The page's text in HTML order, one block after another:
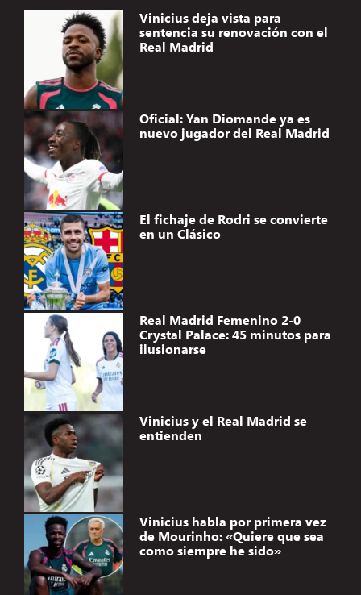
Vinicius deja vista para
sentencia su renovación con el
Real Madrid
Oficial: Yan Diomande ya es
nuevo jugador del Real Madrid
El fichaje de Rodri se convierte
en un Clásico
Real Madrid Femenino 2-0
Crystal Palace: 45 minutos para
ilusionarse
Vinicius y el Real Madrid se
entienden
Vinicius habla por primera vez
de Mourinho: «Quiere que sea
como siempre he sido»